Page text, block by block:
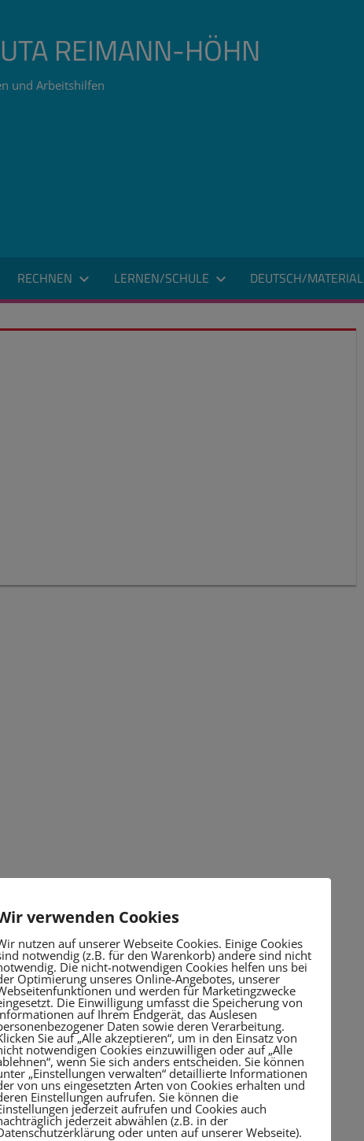
REIMANN-HÖHN
und Arbeitshilfen
RECHNEN LERNEN/SCHULE DEUTSCH/MATERIAL
verwenden Cookies
nutzen auf unserer Webseite Cookies. Einige Cookies
notwendig (z.B. für den Warenkorb) andere sind nicht
Die nicht-notwendigen Cookies helfen uns bei
Optimierung unseres Online-Angebotes, unserer
und werden für Marketingzwecke
Die Einwilligung umfasst die Speicherung von
auf Ihrem Endgerät, das Auslesen
Daten sowie deren Verarbeitung.
Sie auf „Alle akzeptieren“, um in den Einsatz von
notwendigen Cookies einzuwilligen oder auf „Alle
wenn Sie sich anders entscheiden. Sie können
„Einstellungen verwalten“ detaillierte Informationen
von uns eingesetzten Arten von Cookies erhalten und
Einstellungen aufrufen. Sie können die
jederzeit aufrufen und Cookies auch
jederzeit abwählen (z.B. in der
oder unten auf unserer Webseite).